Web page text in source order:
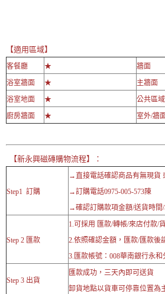
【適用區域】
客餐廳 ★ 牆面
浴室牆面
★ 主牆面
浴室地面
★ 公共區域
廚房牆面
★ 室外/牆
【新永興磁磚購物流程】：
Step1 訂購
→直接電話確認商品有無現貨
→訂購電話0975-005-573陳
→確認訂購款項金額/送貨時間
Step 2 匯款
1.可採用 匯款/轉帳/來店付款/
2.依照確認金額，匯款/匯款後
3.匯款帳號：008華南銀行永和
Step 3 出貨
匯款成功，三天內即可送貨
卸貨地點以貨車可停靠位置為